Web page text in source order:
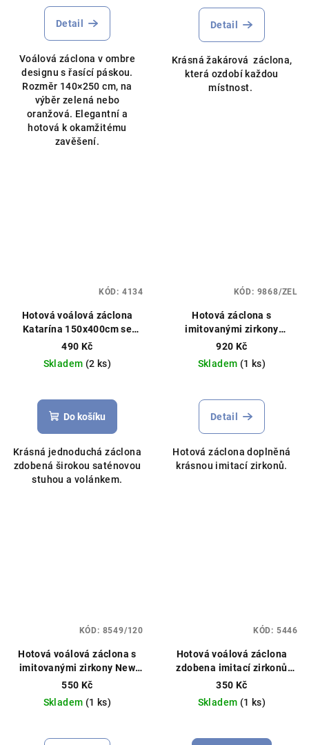
hodnocení
produktu
z
5
hvězdiček.
Detail
Voálová záclona v ombre
designu s řasící páskou.
Rozměr 140×250 cm, na
výběr zelená nebo
oranžová. Elegantní a
hotová k okamžitému
zavěšení.
hodnocení
produktu
z
5
hvězdiček.
Detail
Krásná žakárová záclona,
která ozdobí každou
místnost.
Hotová voálová záclona
Katarína 150x400cm se
širokou saténovou stuhou
490 Kč
Skladem (2 ks)
hodnocení
produktu
z
5
hvězdiček.
Do košíku
Krásná jednoduchá záclona
zdobená širokou saténovou
stuhou a volánkem.
KÓD: 4134
Hotová záclona s
imitovanými zirkony
400x160cm,více barev
920 Kč
Skladem (1 ks)
hodnocení
produktu
z
5
Detail
Hotová záclona doplněná
krásnou imitací zirkonů.
KÓD: 9868/ZEL
Hotová voálová záclona s
imitovanými zirkony New
York různé rozměry bílá
550 Kč
Skladem (1 ks)
hodnocení
KÓD: 8549/120
Hotová voálová záclona
zdobena imitací zirkonů
145x250cm bílá
350 Kč
Skladem (1 ks)
hodnocení
KÓD: 5446